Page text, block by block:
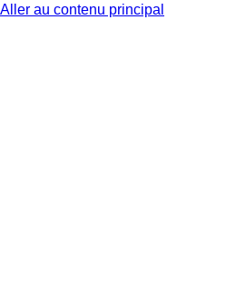
Aller au contenu principal